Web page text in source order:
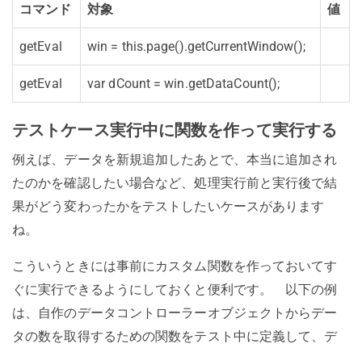
コマンド 対象 値
getEval win = this.page().getCurrentWindow();
getEval var dCount = win.getDataCount();
テストケース実行中に関数を作って実行する
例えば、データを新規追加したあとで、本当に追加され
たのかを確認したい場合など、処理実行前と実行後で結
果がどう変わったかをテストしたいケースがあります
ね。
こういうときには事前にカスタム関数を作っておいてす
ぐに実行できるようにしておくと便利です。 以下の例
は、自作のデータコントローラーオブジェクトからデー
タの数を取得するための関数をテスト中に定義して、デ